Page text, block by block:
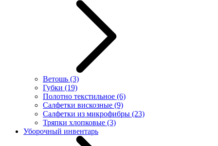
Ветошь (3)
Губки (19)
Полотно текстильное (6)
Салфетки вискозные (9)
Салфетки из микрофибры (23)
Тряпки хлопковые (3)
Уборочный инвентарь